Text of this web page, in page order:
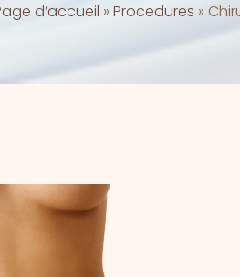
d’accueil » Procedures »